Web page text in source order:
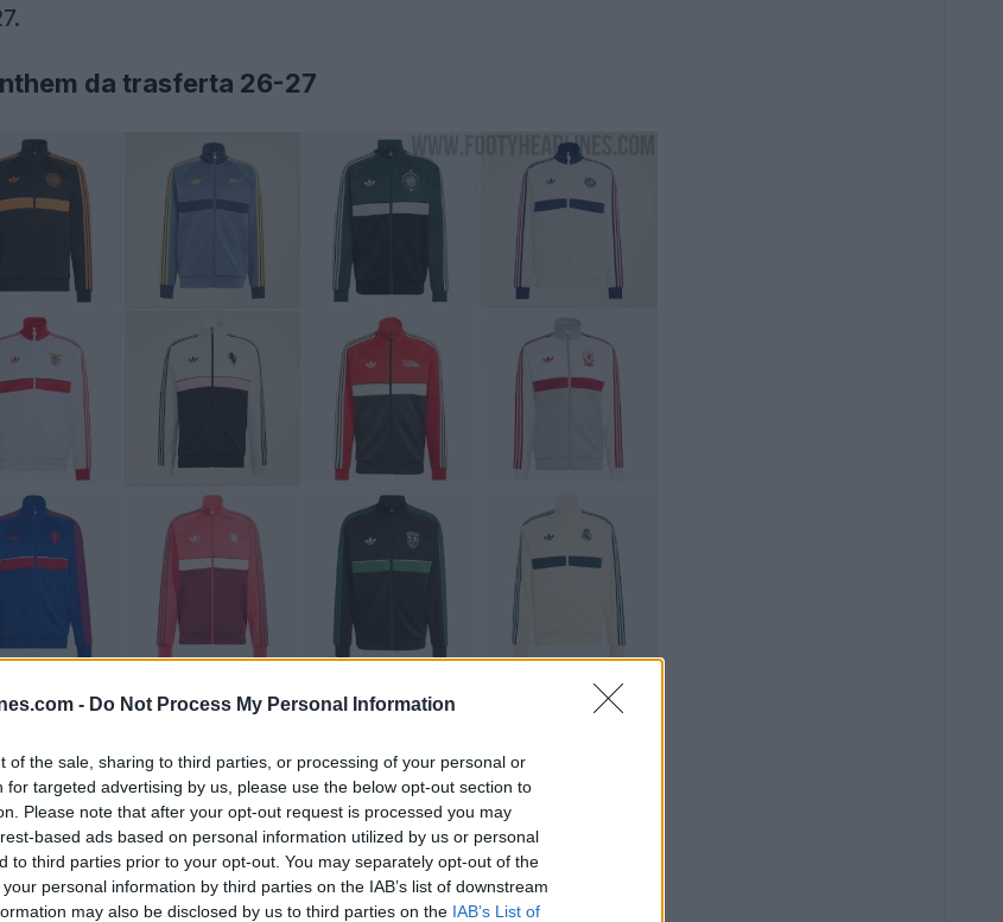
- Do Not Process My Personal Information
of the sale, sharing to third parties, or processing of your personal or
for targeted advertising by us, please use the below opt-out section to
Please note that after your opt-out request is processed you may
based ads based on personal information utilized by us or personal
to third parties prior to your opt-out. You may separately opt-out of the
personal information by third parties on the IAB’s list of downstream
may also be disclosed by us to third parties on the IAB’s List of
da trasferta 26-27